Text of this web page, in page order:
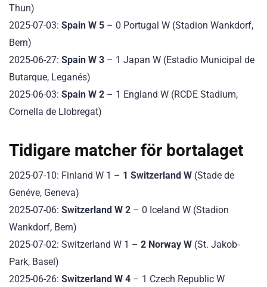
Thun)
2025-07-03: Spain W 5 – 0 Portugal W (Stadion Wankdorf,
Bern)
2025-06-27: Spain W 3 – 1 Japan W (Estadio Municipal de
Butarque, Leganés)
2025-06-03: Spain W 2 – 1 England W (RCDE Stadium,
Cornella de Llobregat)
Tidigare matcher för bortalaget
2025-07-10: Finland W 1 – 1 Switzerland W (Stade de
Genéve, Geneva)
2025-07-06: Switzerland W 2 – 0 Iceland W (Stadion
Wankdorf, Bern)
2025-07-02: Switzerland W 1 – 2 Norway W (St. Jakob-
Park, Basel)
2025-06-26: Switzerland W 4 – 1 Czech Republic W